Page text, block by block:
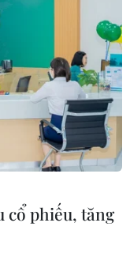
cổ phiếu, tăng